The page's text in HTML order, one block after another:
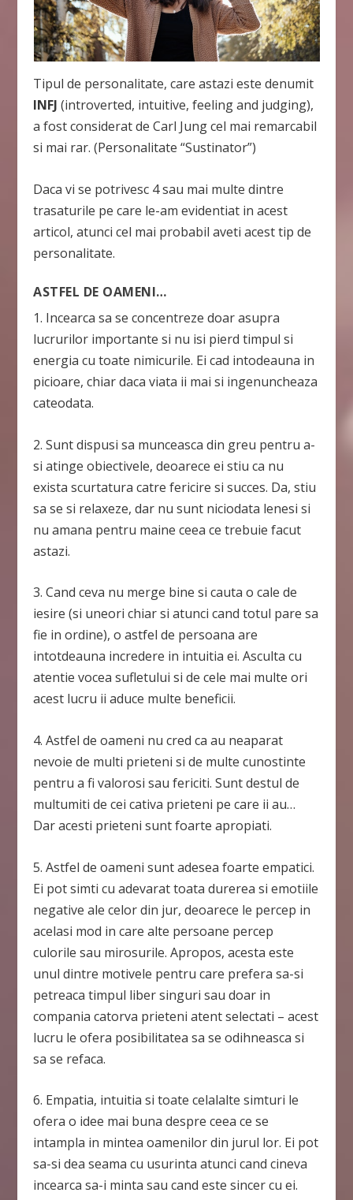
Tipul de personalitate, care astazi este denumit
INFJ (introverted, intuitive, feeling and judging),
a fost considerat de Carl Jung cel mai remarcabil
si mai rar. (Personalitate “Sustinator”)
Daca vi se potrivesc 4 sau mai multe dintre
trasaturile pe care le-am evidentiat in acest
articol, atunci cel mai probabil aveti acest tip de
personalitate.
ASTFEL DE OAMENI…
1. Incearca sa se concentreze doar asupra
lucrurilor importante si nu isi pierd timpul si
energia cu toate nimicurile. Ei cad intodeauna in
picioare, chiar daca viata ii mai si ingenuncheaza
cateodata.
2. Sunt dispusi sa munceasca din greu pentru a-
si atinge obiectivele, deoarece ei stiu ca nu
exista scurtatura catre fericire si succes. Da, stiu
sa se si relaxeze, dar nu sunt niciodata lenesi si
nu amana pentru maine ceea ce trebuie facut
astazi.
3. Cand ceva nu merge bine si cauta o cale de
iesire (si uneori chiar si atunci cand totul pare sa
fie in ordine), o astfel de persoana are
intotdeauna incredere in intuitia ei. Asculta cu
atentie vocea sufletului si de cele mai multe ori
acest lucru ii aduce multe beneficii.
4. Astfel de oameni nu cred ca au neaparat
nevoie de multi prieteni si de multe cunostinte
pentru a fi valorosi sau fericiti. Sunt destul de
multumiti de cei cativa prieteni pe care ii au…
Dar acesti prieteni sunt foarte apropiati.
5. Astfel de oameni sunt adesea foarte empatici.
Ei pot simti cu adevarat toata durerea si emotiile
negative ale celor din jur, deoarece le percep in
acelasi mod in care alte persoane percep
culorile sau mirosurile. Apropos, acesta este
unul dintre motivele pentru care prefera sa-si
petreaca timpul liber singuri sau doar in
compania catorva prieteni atent selectati – acest
lucru le ofera posibilitatea sa se odihneasca si
sa se refaca.
6. Empatia, intuitia si toate celalalte simturi le
ofera o idee mai buna despre ceea ce se
intampla in mintea oamenilor din jurul lor. Ei pot
sa-si dea seama cu usurinta atunci cand cineva
incearca sa-i minta sau cand este sincer cu ei.